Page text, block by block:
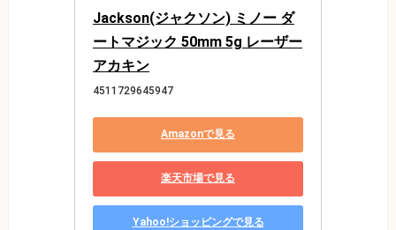
Jackson(ジャクソン) ミノー ダ
ートマジック 50mm 5g レーザー
アカキン
4511729645947
Amazonで見る
楽天市場で見る
Yahoo!ショッピングで見る